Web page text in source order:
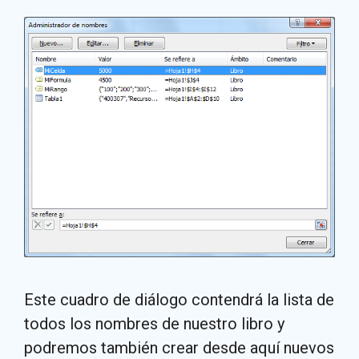
Este cuadro de diálogo contendrá la lista de
todos los nombres de nuestro libro y
podremos también crear desde aquí nuevos